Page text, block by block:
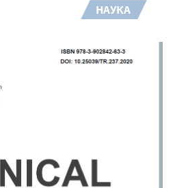
НАУКА